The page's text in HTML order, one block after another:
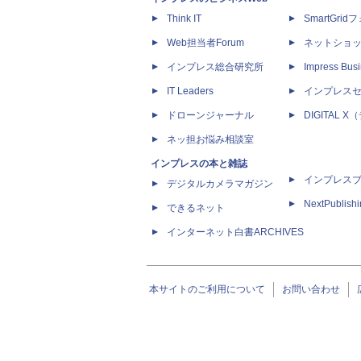
Think IT
Web担当者Forum
インプレス総合研究所
IT Leaders
ドローンジャーナル
ネッ担お悩み相談室
インプレスの本と雑誌
デジタルカメラマガジン
できるネット
インターネット白書ARCHIVES
SmartGridフ
ネットショ
Impress
インプレス
DIGITAL X（
インプレス
本サイトのご利用について お問い合わせ